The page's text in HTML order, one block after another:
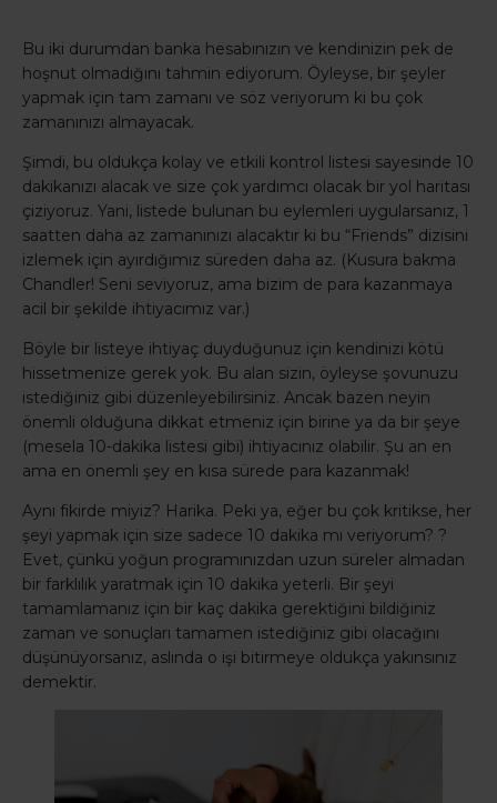
Bu iki durumdan banka hesabınızın ve kendinizin pek de
hoşnut olmadığını tahmin ediyorum. Öyleyse, bir şeyler
yapmak için tam zamanı ve söz veriyorum ki bu çok
zamanınızı almayacak.
Şimdi, bu oldukça kolay ve etkili kontrol listesi sayesinde 10
dakikanızı alacak ve size çok yardımcı olacak bir yol haritası
çiziyoruz. Yani, listede bulunan bu eylemleri uygularsanız, 1
saatten daha az zamanınızı alacaktır ki bu “Friends” dizisini
izlemek için ayırdığımız süreden daha az. (Kusura bakma
Chandler! Seni seviyoruz, ama bizim de para kazanmaya
acil bir şekilde ihtiyacımız var.)
Böyle bir listeye ihtiyaç duyduğunuz için kendinizi kötü
hissetmenize gerek yok. Bu alan sizin, öyleyse şovunuzu
istediğiniz gibi düzenleyebilirsiniz. Ancak bazen neyin
önemli olduğuna dikkat etmeniz için birine ya da bir şeye
(mesela 10-dakika listesi gibi) ihtiyacınız olabilir. Şu an en
ama en önemli şey en kısa sürede para kazanmak!
Aynı fikirde miyiz? Harika. Peki ya, eğer bu çok kritikse, her
şeyi yapmak için size sadece 10 dakika mı veriyorum? ?
Evet, çünkü yoğun programınızdan uzun süreler almadan
bir farklılık yaratmak için 10 dakika yeterli. Bir şeyi
tamamlamanız için bir kaç dakika gerektiğini bildiğiniz
zaman ve sonuçları tamamen istediğiniz gibi olacağını
düşünüyorsanız, aslında o işi bitirmeye oldukça yakınsınız
demektir.